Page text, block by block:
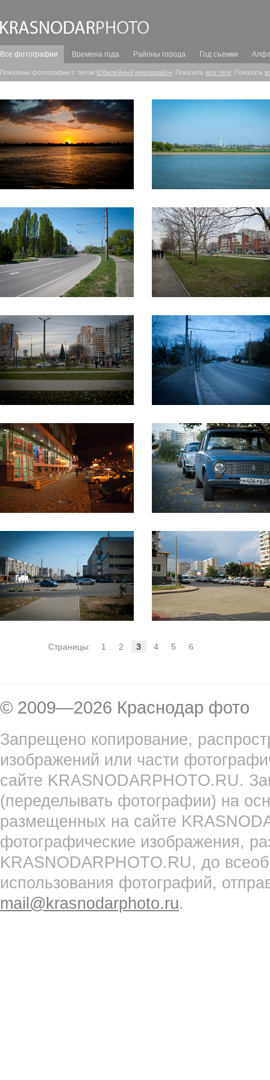
Все фотографии Времена года Районы города Год съемки
Показаны фотографии с тегом Юбилейный микрорайон . Показать все теги . Показать
Страницы: 1 2 3 4 5 6
© 2009—2026 Краснодар фото
Запрещено копирование,
изображений или части
сайте KRASNODARPHOTO.RU.
(переделывать фотографии) на
размещенных на сайте
фотографические изображения,
KRASNODARPHOTO.RU, до
использования фотографий,
mail@krasnodarphoto.ru.